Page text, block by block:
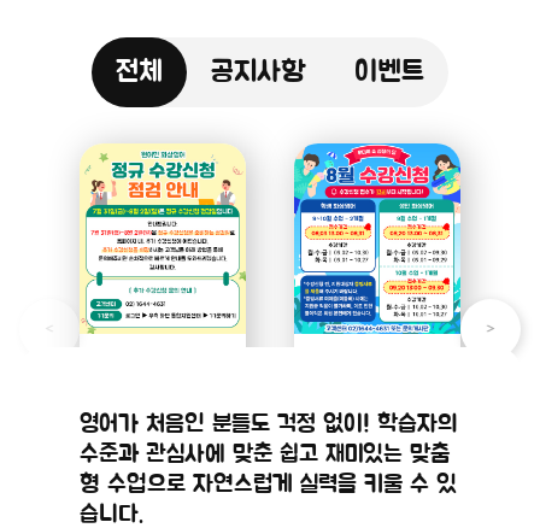
전체 공지사항 이벤트
정규수강신
청 점검안
내
2026.07.29
2026년 8
월 수강신
청(9,10월
2026.07.21
해외 현지 원어민 강사와 실시간으로 연결
되어 직접 영어로 대화를 나누며, 마치 현
지에 있는 듯한 생생한 수업이 진행됩니다.
실시간 화상 시스템을 통해 원어민 강사와
얼굴을 마주 보며 생생하고 몰입감 있게 영
어 대화를 나눌 수 있습니다.
영어가 처음인 분들도 걱정 없이! 학습자의
수준과 관심사에 맞춘 쉽고 재미있는 맞춤
형 수업으로 자연스럽게 실력을 키울 수 있
습니다.